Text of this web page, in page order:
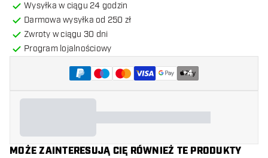
Wysyłka w ciągu 24 godzin
Darmowa wysyłka od 250 zł
Zwroty w ciągu 30 dni
Program lojalnościowy
+4
MOŻE ZAINTERESUJĄ CIĘ RÓWNIEŻ TE PRODUKTY